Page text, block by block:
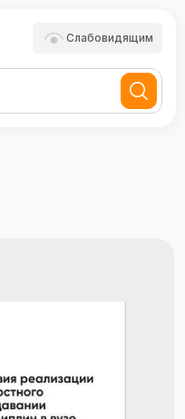
Слабовидящим